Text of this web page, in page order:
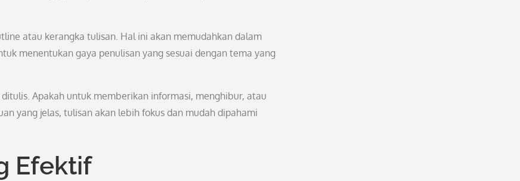
atau kerangka tulisan. Hal ini akan memudahkan dalam
menentukan gaya penulisan yang sesuai dengan tema yang
Apakah untuk memberikan informasi, menghibur, atau
yang jelas, tulisan akan lebih fokus dan mudah dipahami
Efektif